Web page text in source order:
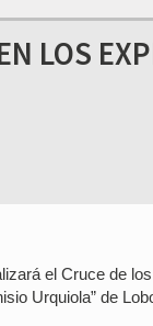
LOS
el Cruce de
Urquiola” de